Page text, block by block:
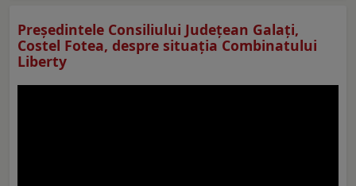
Preşedintele Consiliului Judeţean Galaţi,
Costel Fotea, despre situaţia Combinatului
Liberty